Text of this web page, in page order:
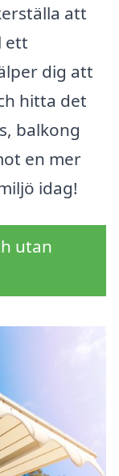
att
ett
dig att
hitta det
balkong
en mer
idag!
utan